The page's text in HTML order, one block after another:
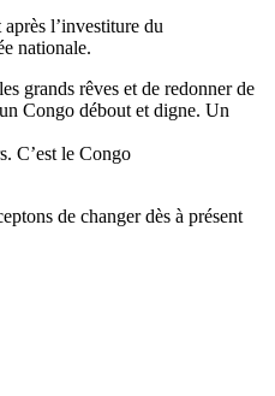
l’investiture du
nationale.
grands rêves et de redonner de
Congo débout et digne. Un
C’est le Congo
de changer dès à présent